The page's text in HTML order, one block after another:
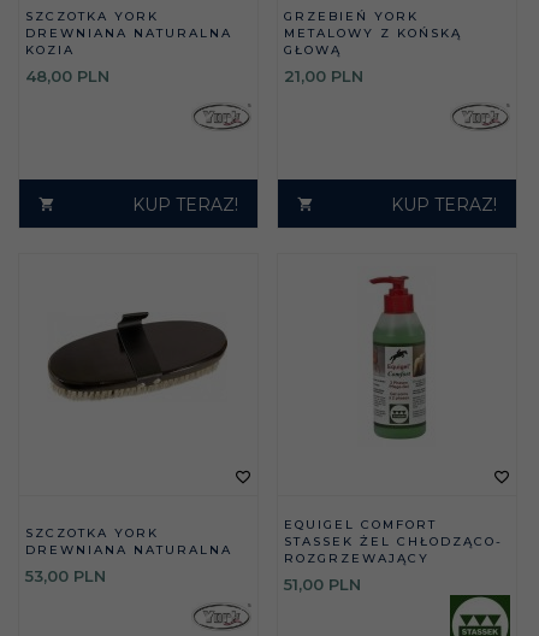
SZCZOTKA YORK
DREWNIANA NATURALNA
KOZIA
48,00 PLN
KUP TERAZ!
GRZEBIEŃ YORK
METALOWY Z KOŃSKĄ
GŁOWĄ
21,00 PLN
KUP TERAZ!
SZCZOTKA YORK
DREWNIANA NATURALNA
53,00 PLN
EQUIGEL COMFORT
STASSEK ŻEL CHŁODZĄCO-
ROZGRZEWAJĄCY
51,00 PLN